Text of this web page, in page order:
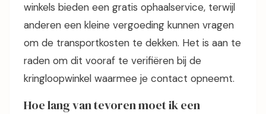
winkels bieden een gratis ophaalservice, terwijl
anderen een kleine vergoeding kunnen vragen
om de transportkosten te dekken. Het is aan te
raden om dit vooraf te verifiëren bij de
kringloopwinkel waarmee je contact opneemt.
Hoe lang van tevoren moet ik een